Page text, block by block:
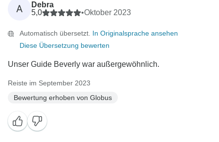
A
Debra
5,0
•Oktober 2023
Automatisch übersetzt. In Originalsprache ansehen
Diese Übersetzung bewerten
Unser Guide Beverly war außergewöhnlich.
Reiste im September 2023
Bewertung erhoben von Globus